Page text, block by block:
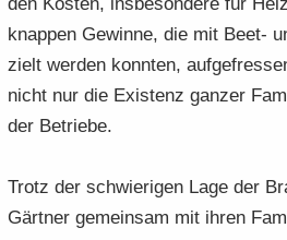
knap­pen Ge­win­ne, die mit Beet-
zielt wer­den konn­ten,
nicht nur die Exis­tenz gan­zer
der Be­trie­be.
Trotz der schwie­ri­gen Lage der
Gärt­ner ge­mein­sam mit ihren